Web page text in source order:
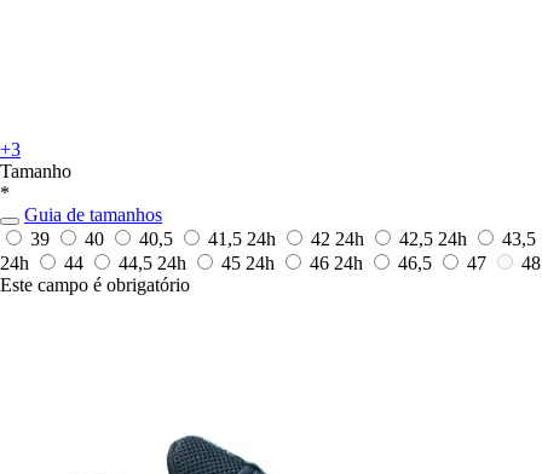
+3
Tamanho
*
Guia de tamanhos
39
40 40,5 41,5 24h 42 24h 42,5 24h
43,5
24h
44 44,5 24h 45 24h 46 24h 46,5 47
48
Este campo é obrigatório